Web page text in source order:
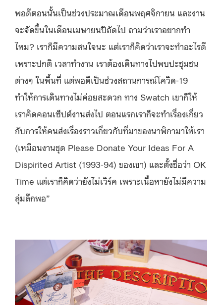
พอดีตอนนั้นเป็นช่วงประมาณเดือนพฤศจิกายน และงาน
จะจัดขึ้นในเดือนเมษายนปีถัดไป ถามว่าเราอยากทำ
ไหม? เราก็มีความสนใจนะ แต่เราก็คิดว่าเราจะทำอะไรดี
เพราะปกติ เวลาทำงาน เราต้องเดินทางไปพบปะชุมชน
ต่างๆ ในพื้นที่ แต่พอดีเป็นช่วงสถานการณ์โควิด-19
ทำให้การเดินทางไม่ค่อยสะดวก ทาง Swatch เขาก็ให้
เราคิดคอนเซ็ปต์งานส่งไป ตอนแรกเราก็จะทำเรื่องเกี่ยว
กับการให้คนส่งเรื่องราวเกี่ยวกับที่มาของนาฬิกามาให้เรา
(เหมือนงานชุด Please Donate Your Ideas For A
Dispirited Artist (1993-94) ของเขา) และตั้งชื่อว่า OK
Time แต่เราก็คิดว่ายังไม่เวิร์ค เพราะเนื้อหายังไม่มีความ
ลุ่มลึกพอ”